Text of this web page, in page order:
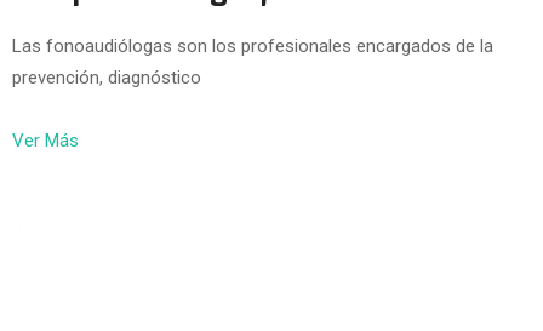
Las fonoaudiólogas son los profesionales encargados de la
prevención, diagnóstico
Ver Más